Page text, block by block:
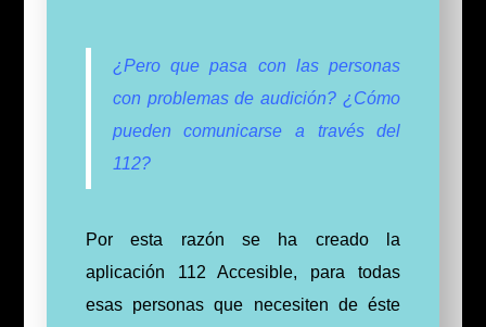
¿Pero que pasa con las personas
con problemas de audición? ¿Cómo
pueden comunicarse a través del
112?
Por esta razón se ha creado la
aplicación 112 Accesible, para todas
esas personas que necesiten de éste